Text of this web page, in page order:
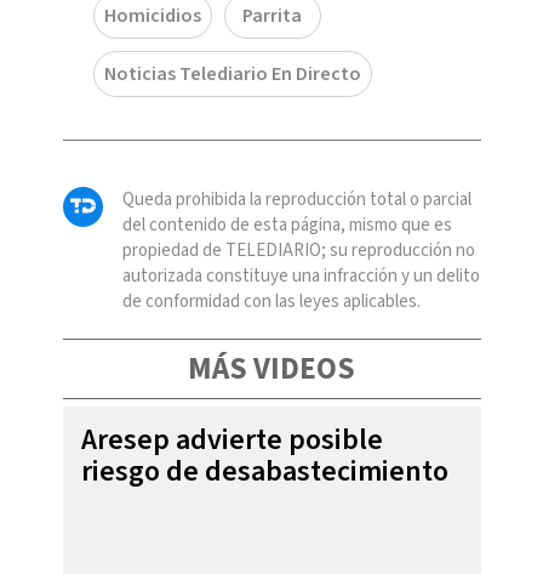
Homicidios Parrita
Noticias Telediario En Directo
Queda prohibida la reproducción total o parcial
del contenido de esta página, mismo que es
propiedad de TELEDIARIO; su reproducción no
autorizada constituye una infracción y un delito
de conformidad con las leyes aplicables.
MÁS VIDEOS
Aresep advierte posible
riesgo de desabastecimiento